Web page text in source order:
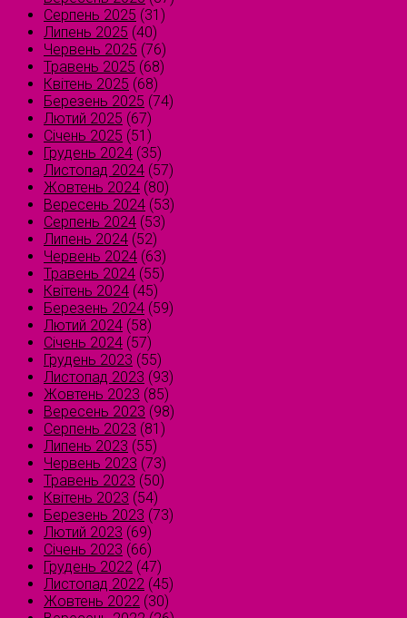
Серпень 2025 (31)
Липень 2025 (40)
Червень 2025 (76)
Травень 2025 (68)
Квітень 2025 (68)
Березень 2025 (74)
Лютий 2025 (67)
Січень 2025 (51)
Грудень 2024 (35)
Листопад 2024 (57)
Жовтень 2024 (80)
Вересень 2024 (53)
Серпень 2024 (53)
Липень 2024 (52)
Червень 2024 (63)
Травень 2024 (55)
Квітень 2024 (45)
Березень 2024 (59)
Лютий 2024 (58)
Січень 2024 (57)
Грудень 2023 (55)
Листопад 2023 (93)
Жовтень 2023 (85)
Вересень 2023 (98)
Серпень 2023 (81)
Липень 2023 (55)
Червень 2023 (73)
Травень 2023 (50)
Квітень 2023 (54)
Березень 2023 (73)
Лютий 2023 (69)
Січень 2023 (66)
Грудень 2022 (47)
Листопад 2022 (45)
Жовтень 2022 (30)